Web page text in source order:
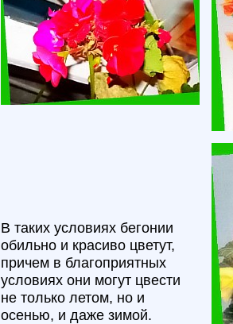
В таких условиях бегонии
обильно и красиво цветут,
причем в благоприятных
условиях они могут цвести
не только летом, но и
осенью, и даже зимой.